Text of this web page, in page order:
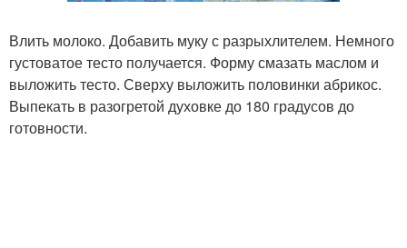
Влить молоко. Добавить муку с разрыхлителем. Немного
густоватое тесто получается. Форму смазать маслом и
выложить тесто. Сверху выложить половинки абрикос.
Выпекать в разогретой духовке до 180 градусов до
готовности.